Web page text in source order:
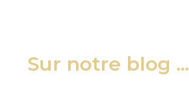
Sur notre blog ...